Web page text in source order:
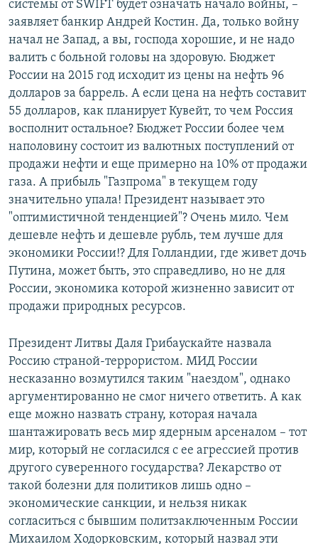
системы от SWIFT будет означать начало войны, –
заявляет банкир Андрей Костин. Да, только войну
начал не Запад, а вы, господа хорошие, и не надо
валить с больной головы на здоровую. Бюджет
России на 2015 год исходит из цены на нефть 96
долларов за баррель. А если цена на нефть составит
55 долларов, как планирует Кувейт, то чем Россия
восполнит остальное? Бюджет России более чем
наполовину состоит из валютных поступлений от
продажи нефти и еще примерно на 10% от продажи
газа. А прибыль "Газпрома" в текущем году
значительно упала! Президент называет это
"оптимистичной тенденцией"? Очень мило. Чем
дешевле нефть и дешевле рубль, тем лучше для
экономики России!? Для Голландии, где живет дочь
Путина, может быть, это справедливо, но не для
России, экономика которой жизненно зависит от
продажи природных ресурсов.
Президент Литвы Даля Грибаускайте назвала
Россию страной-террористом. МИД России
несказанно возмутился таким "наездом", однако
аргументированно не смог ничего ответить. А как
еще можно назвать страну, которая начала
шантажировать весь мир ядерным арсеналом – тот
мир, который не согласился с ее агрессией против
другого суверенного государства? Лекарство от
такой болезни для политиков лишь одно –
экономические санкции, и нельзя никак
согласиться с бывшим политзаключенным России
Михаилом Ходорковским, который назвал эти